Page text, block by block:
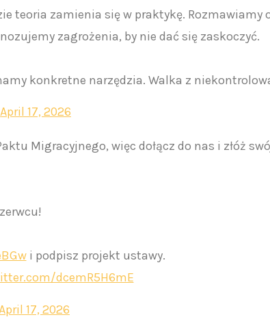
teoria zamienia się w praktykę. Rozmawiamy
zagrożenia, by nie dać się zaskoczyć.
konkretne narzędzia. Walka z
April 17, 2026
Migracyjnego, więc dołącz do nas i złóż
i podpisz projekt ustawy.
dcemR5H6mE
17, 2026